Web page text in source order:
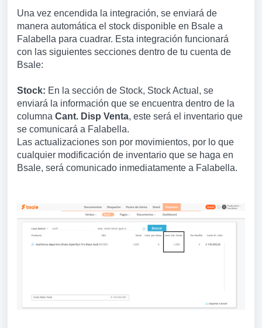
Una vez encendida la integración, se enviará de
manera automática el stock disponible en Bsale a
Falabella para cuadrar. Esta integración funcionará
con las siguientes secciones dentro de tu cuenta de
Bsale:
Stock: En la sección de Stock, Stock Actual, se
enviará la información que se encuentra dentro de la
columna Cant. Disp Venta, este será el inventario que
se comunicará a Falabella.
Las actualizaciones son por movimientos, por lo que
cualquier modificación de inventario que se haga en
Bsale, será comunicado inmediatamente a Falabella.